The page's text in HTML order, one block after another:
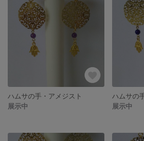
ハムサの手・アメジスト
展示中
ハムサの
展示中